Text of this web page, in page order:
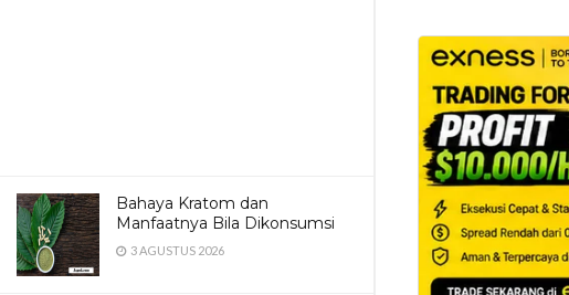
Bahaya Kratom dan
Manfaatnya Bila Dikonsumsi
3 AGUSTUS 2026